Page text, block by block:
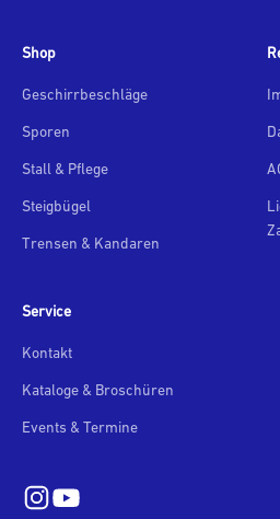
Shop
Geschirrbeschläge
Sporen
Stall & Pflege
Steigbügel
Trensen & Kandaren
Service
Kontakt
Kataloge & Broschüren
Events & Termine